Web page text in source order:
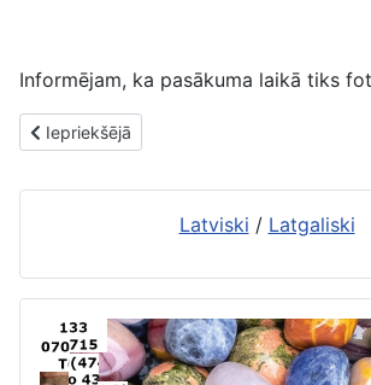
Informējam, ka pasākuma laikā tiks
Iepriekšējais raksts: Svētki kopā ar Marinu
Iepriekšējā
Latviski / Latgaliski